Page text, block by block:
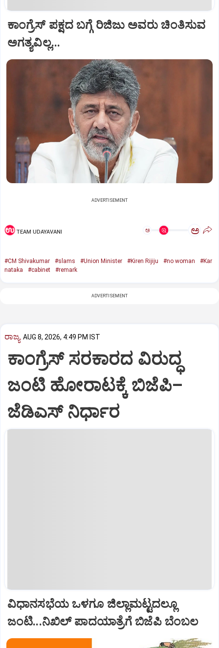
ಕಾಂಗ್ರೆಸ್ ಪಕ್ಷದ ಬಗ್ಗೆ ರಿಜಿಜು ಅವರು ಚಿಂತಿಸುವ
ಅಗತ್ಯವಿಲ್ಲ...
ADVERTISEMENT
TEAM UDAYAVANI ಅ ಅ
#CM Shivakumar #slams #Union Minister #Kiren Rijiju #no woman
#Kar
nataka
#cabinet #remark
ADVERTISEMENT
ರಾಜ್ಯ AUG 8, 2026, 4:49 PM IST
ಕಾಂಗ್ರೆಸ್‌ ಸರಕಾರದ ವಿರುದ್ಧ
ಜಂಟಿ ಹೋರಾಟಕ್ಕೆ ಬಿಜೆಪಿ–
ಜೆಡಿಎಸ್‌ ನಿರ್ಧಾರ
ವಿಧಾನಸಭೆಯ ಒಳಗೂ ಜಿಲ್ಲಾಮಟ್ಟದಲ್ಲೂ
ಜಂಟಿ...ನಿಖಿಲ್‌ ಪಾದಯಾತ್ರೆಗೆ ಬಿಜೆಪಿ ಬೆಂಬಲ